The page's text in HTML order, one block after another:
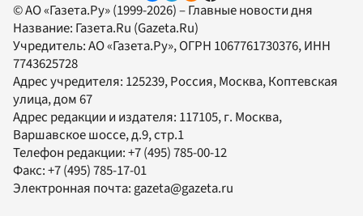
© АО «Газета.Ру» (1999-2026) – Главные новости дня
Название: Газета.Ru (Gazeta.Ru)
Учредитель:АО «Газета.Ру», ОГРН 1067761730376, ИНН
7743625728
Адрес учредителя: 125239, Россия, Москва, Коптевская
улица, дом 67
Адрес редакции и издателя: 117105, г. Москва,
Варшавское шоссе, д.9, стр.1
Телефон редакции:+7 (495) 785-00-12
Факс:+7 (495) 785-17-01
Электронная почта:gazeta@gazeta.ru